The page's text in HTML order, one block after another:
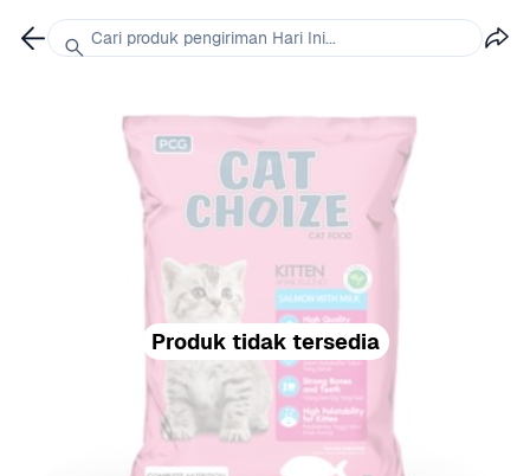
Produk tidak tersedia
Cari produk pengiriman Hari Ini...